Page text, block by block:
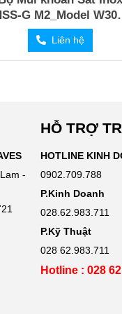
G M2_Model
MB
Liên hệ
-
HỖ TRỢ
HOTLINE KINH
0902.709.788
P.Kinh Doanh
028.62.983.711
P.Kỹ Thuật
028 62.983.711
Hotline : 028